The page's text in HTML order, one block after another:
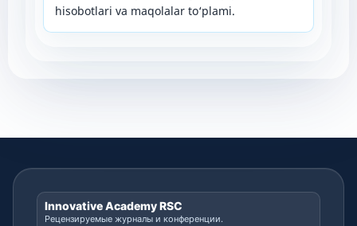
hisobotlari va maqolalar to‘plami.
Innovative Academy RSC
Рецензируемые журналы и конференции.